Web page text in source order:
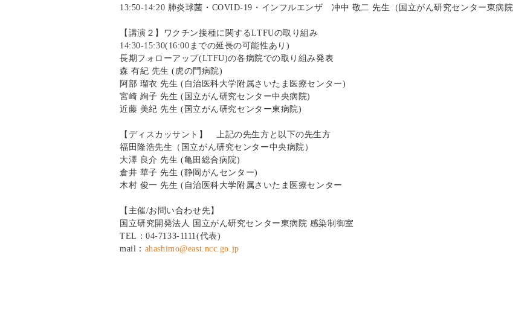
13:50-14:20 肺炎球菌・COVID-19・インフルエンザ 冲中 敬二 先生（国立がん研究センター東病院
【講演２】ワクチン接種に関するLTFUの取り組み
14:30-15:30(16:00までの延長の可能性あり)
長期フォローアップ(LTFU)の各病院での取り組み発表
森 有紀 先生 (虎の門病院)
阿部 瑠衣 先生 (自治医科大学附属さいたま医療センター)
宮崎 絢子 先生 (国立がん研究センター中央病院)
近藤 美紀 先生 (国立がん研究センター東病院)
【ディスカッサント】 上記の先生方と以下の先生方
福田隆浩先生（国立がん研究センター中央病院）
大澤 良介 先生 (亀田総合病院)
倉井 華子 先生 (静岡がんセンター)
木村 俊一 先生 (自治医科大学附属さいたま医療センター
【主催/お問い合わせ先】
国立研究開発法人 国立がん研究センター東病院 感染制御室
TEL：04-7133-1111(代表)
mail： ahashimo@east.ncc.go.jp